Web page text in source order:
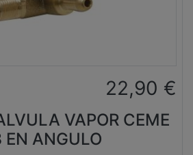
22,90 €
VAPOR CEME
EN ANGULO